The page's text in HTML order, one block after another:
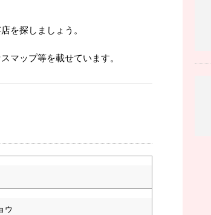
を探しましょう。
マップ等を載せています。
ウ